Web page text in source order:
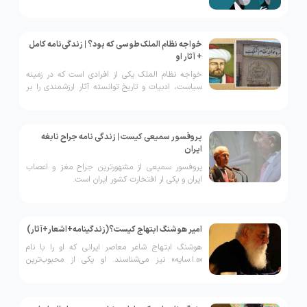
خواجه نظام الملک طوسی که بود؟ | زندگی‌نامه کامل
+ آثار او
خواجه نظام الملک یکی از افرادی است که در زمینه
سیاست، ادبیات و تاریخ توانسته آثار ارزشمندی را بر
پروفسور سمیعی کیست | زندگی نامه جراح نابغه
ایران
پروفسور سمیعی از مشهورترین جراح مغز و اعصاب
ایران و یکی ار افتخارت کشور ایران است.
امیر هوشنگ ابتهاج کیست؟(زندگینامه+اشعار+آثار)
هوشنگ ابتهاج شاعر معاصر ایرانی که او را با نام
«ه.ا.سایه» نیز می‌شناسند. او یکی از محبوب‌ترین